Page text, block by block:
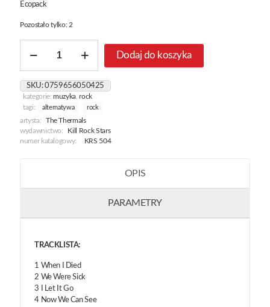
Ecopack
Pozostało tylko: 2
Now
Can
See
Dodaj do koszyka
SKU:0759656050425
kategorie:muzyka,rock
tagi:
alternatywa rock
artysta:
The Thermals
wydawnictwo:
Kill Rock Stars
numer katalogowy:
KRS 504
OPIS
PARAMETRY
TRACKLISTA:
1 When I Died
2 We Were Sick
3 I Let It Go
4 Now We Can See